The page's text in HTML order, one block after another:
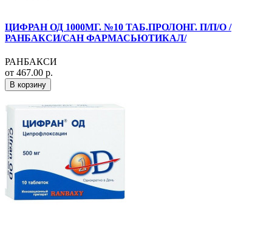
ЦИФРАН ОД 1000МГ. №10 ТАБ.ПРОЛОНГ. П/П/О /
РАНБАКСИ/САН ФАРМАСЬЮТИКАЛ/
РАНБАКСИ
от 467.00 р.
В корзину